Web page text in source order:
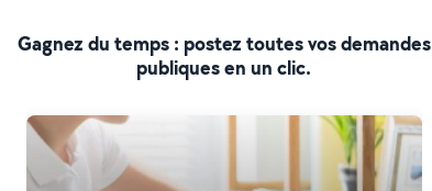
Gagnez du temps : postez toutes vos demandes
publiques en un clic.